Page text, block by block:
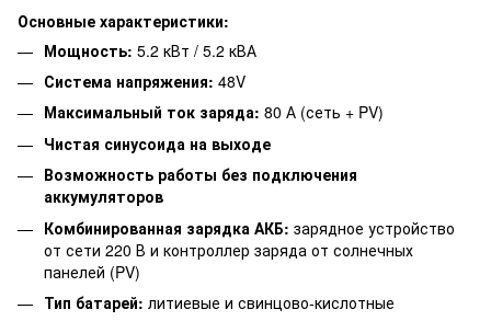
Основные характеристики:
Мощность: 5.2 кВт / 5.2 кВА
Система напряжения: 48V
Максимальный ток заряда: 80 А (сеть + PV)
Чистая синусоида на выходе
Возможность работы без подключения
аккумуляторов
Комбинированная зарядка АКБ: зарядное устройство
от сети 220 В и контроллер заряда от солнечных
панелей (PV)
Тип батарей: литиевые и свинцово-кислотные